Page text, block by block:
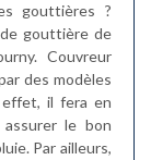
gouttières ?
gouttière de
Couvreur
des modèles
il fera en
le bon
Par ailleurs,